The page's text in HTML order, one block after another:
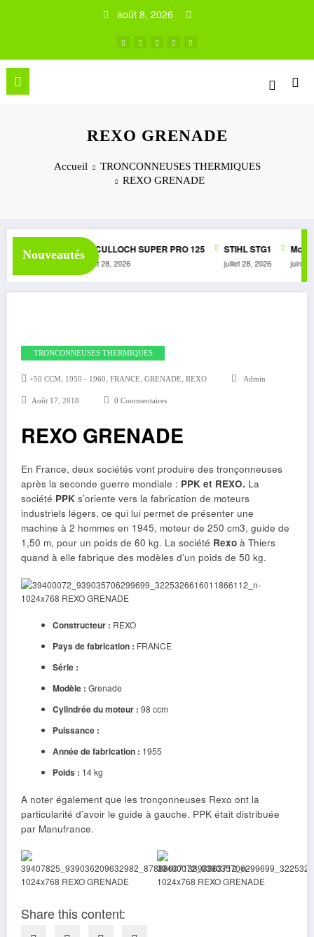
août 8, 2026
REXO GRENADE
Accueil
TRONCONNEUSES THERMIQUES
REXO GRENADE
Nouveautés
AUTOMATIC McCULLOCH SUPER PRO 125
juillet 28, 2026
STIHL STG1
juillet 28, 2026 juin 3,
TRONCONNEUSES THERMIQUES
+50 CCM, 1950 - 1960, FRANCE, GRENADE, REXO Admin
Août 17, 2018 0 Commentaires
REXO GRENADE
En France, deux sociétés vont produire des tronçonneuses
après la seconde guerre mondiale : PPK et REXO. La
société PPK s’oriente vers la fabrication de moteurs
industriels légers, ce qui lui permet de présenter une
machine à 2 hommes en 1945, moteur de 250 cm3, guide de
1,50 m, pour un poids de 60 kg. La société Rexo à Thiers
quand à elle fabrique des modèles d’un poids de 50 kg.
Constructeur : REXO
Pays de fabrication : FRANCE
Série :
Modèle : Grenade
Cylindrée du moteur : 98 ccm
Puissance :
Année de fabrication : 1955
Poids : 14 kg
A noter également que les tronçonneuses Rexo ont la
particularité d’avoir le guide à gauche. PPK était distribuée
par Manufrance.
Share this content: